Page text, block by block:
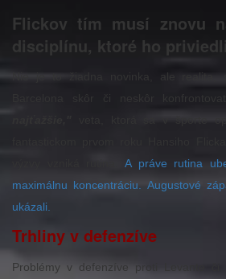
Flickov tím musí znovu
disciplínu, ktoré ho
Nie je to žiadna novinka, ale
A práve rutina
maximálnu koncentráciu. Augustové
ukázali.
Trhliny v defenzíve
Problémy v defenzíve proti Levante či